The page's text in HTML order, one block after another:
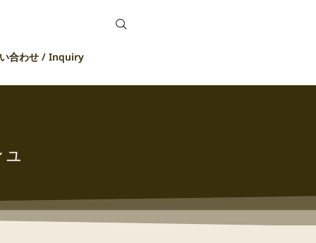
合わせ / Inquiry